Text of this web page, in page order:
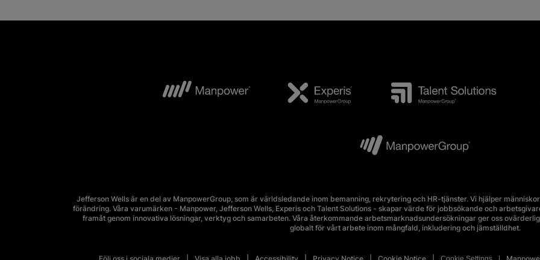
Jefferson Wells är en del av ManpowerGroup, som är världsledande inom bemanning, rekrytering och HR-tjänster. Vi hjälper
förändring. Våra varumärken - Manpower, Jefferson Wells, Experis och Talent Solutions - skapar värde för jobbsökande och
framåt genom innovativa lösningar, verktyg och samarbeten. Våra återkommande arbetsmarknadsundersökningar ger oss
globalt för vårt arbete inom mångfald, inkludering och jämställdhet.